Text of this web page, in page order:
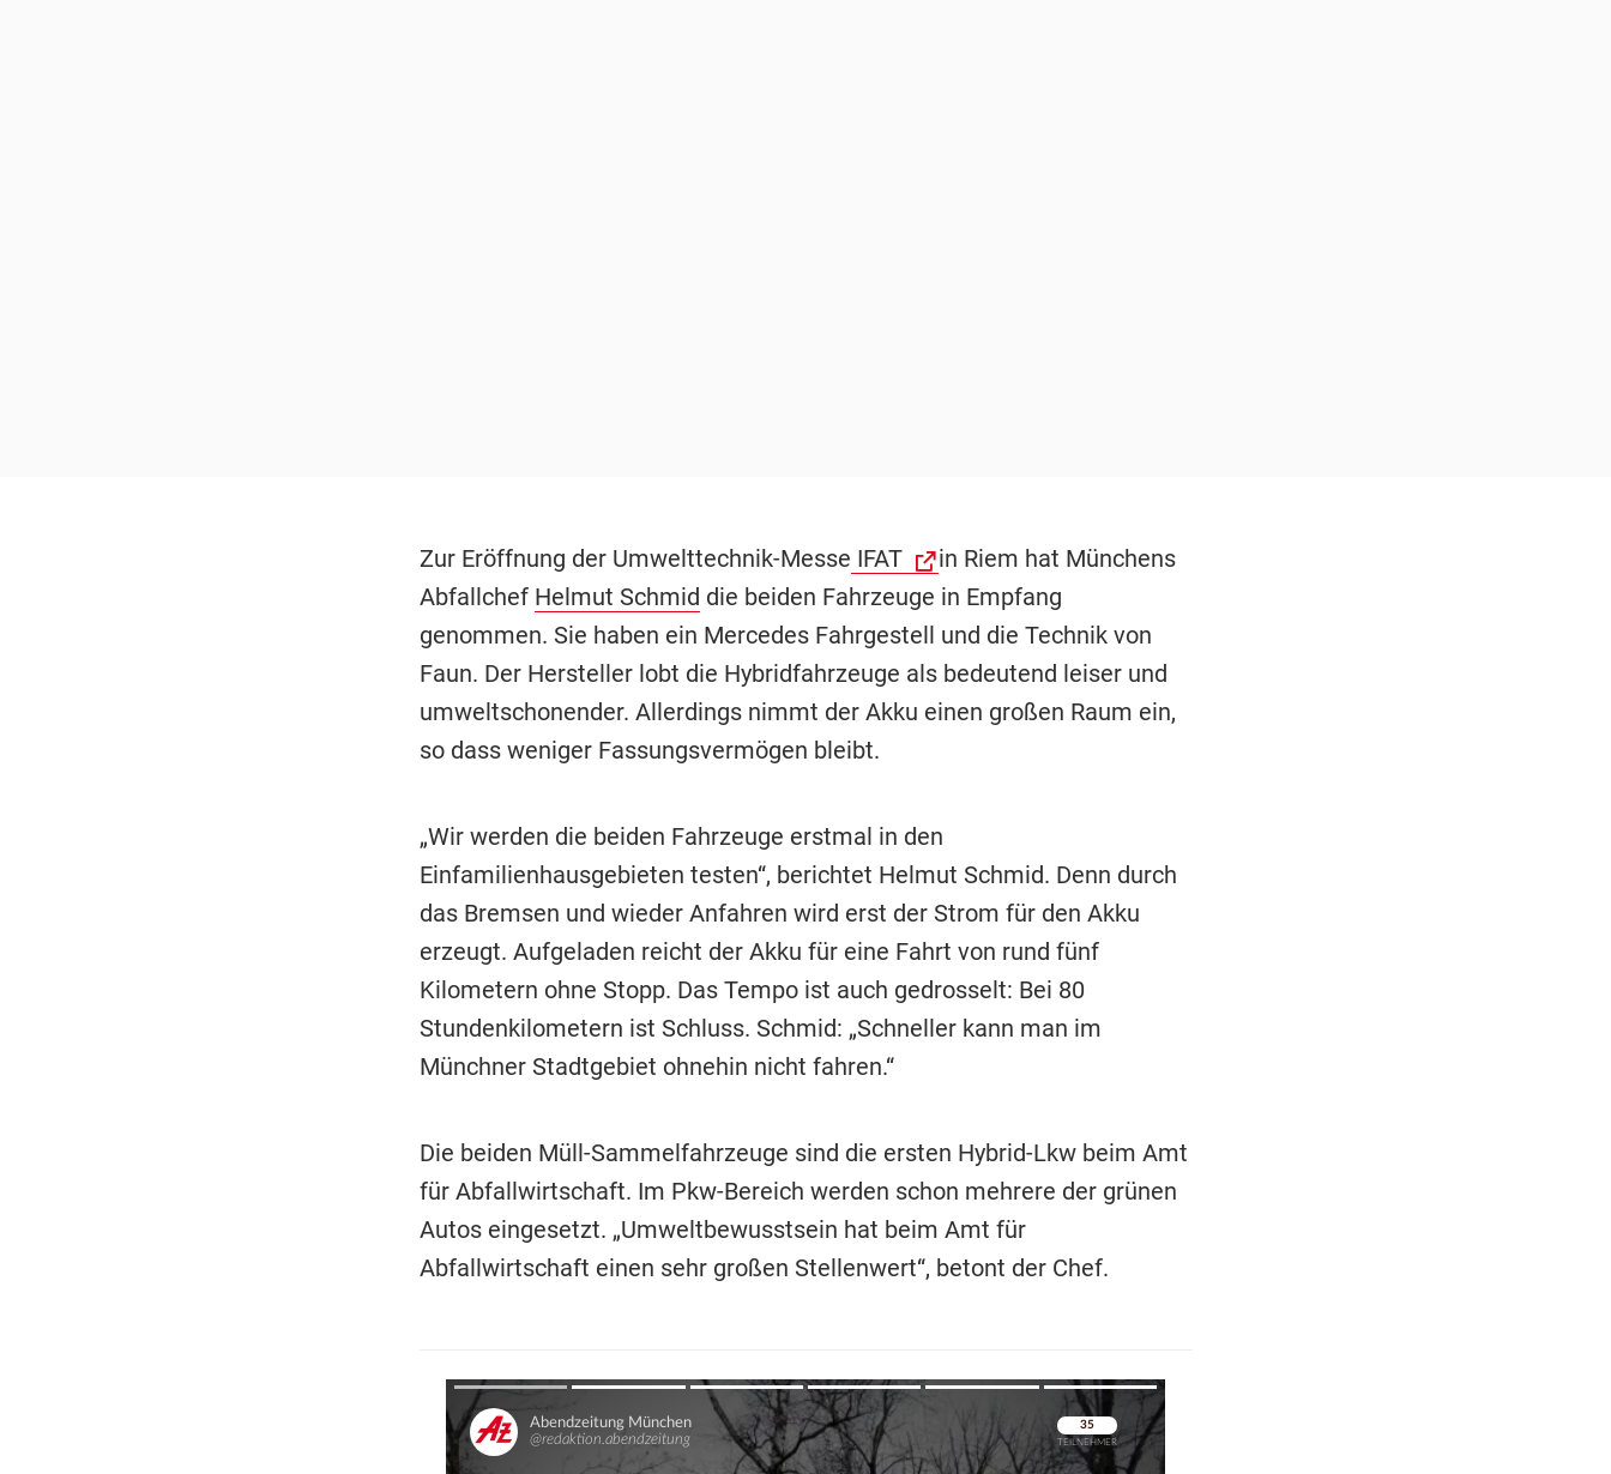
Zur Eröffnung der Umwelttechnik-Messe IFAT
in Riem hat Münchens
Abfallchef Helmut Schmid die beiden Fahrzeuge in Empfang
genommen. Sie haben ein Mercedes Fahrgestell und die Technik von
Faun. Der Hersteller lobt die Hybridfahrzeuge als bedeutend leiser und
umweltschonender. Allerdings nimmt der Akku einen großen Raum ein,
so dass weniger Fassungsvermögen bleibt.
„Wir werden die beiden Fahrzeuge erstmal in den
Einfamilienhausgebieten testen“, berichtet Helmut Schmid. Denn durch
das Bremsen und wieder Anfahren wird erst der Strom für den Akku
erzeugt. Aufgeladen reicht der Akku für eine Fahrt von rund fünf
Kilometern ohne Stopp. Das Tempo ist auch gedrosselt: Bei 80
Stundenkilometern ist Schluss. Schmid: „Schneller kann man im
Münchner Stadtgebiet ohnehin nicht fahren.“
Die beiden Müll-Sammelfahrzeuge sind die ersten Hybrid-Lkw beim Amt
für Abfallwirtschaft. Im Pkw-Bereich werden schon mehrere der grünen
Autos eingesetzt. „Umweltbewusstsein hat beim Amt für
Abfallwirtschaft einen sehr großen Stellenwert“, betont der Chef.
Überspringen